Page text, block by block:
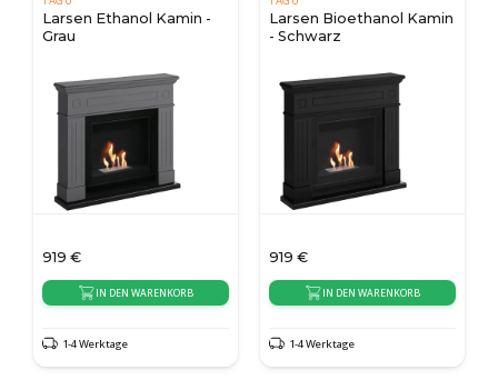
Larsen Ethanol Kamin -
Grau
919 €
IN DEN WARENKORB
1-4 Werktage
Larsen Bioethanol Kamin
- Schwarz
919 €
IN DEN WARENKORB
1-4 Werktage